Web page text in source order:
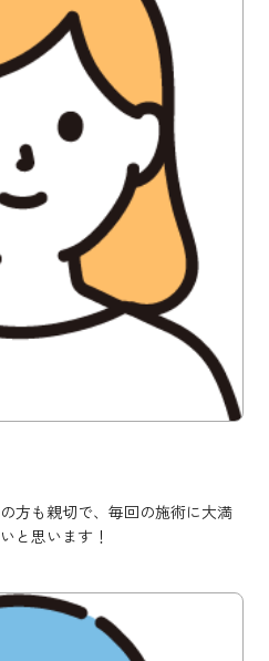
方も親切で、毎回の施術に大満
と思います！